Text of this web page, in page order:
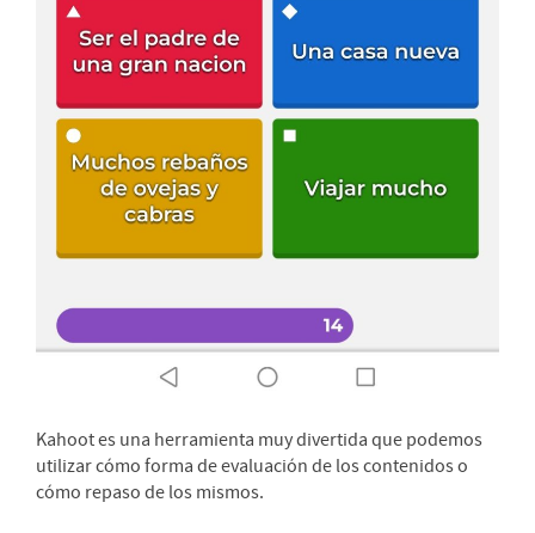
Kahoot es una herramienta muy divertida que podemos
utilizar cómo forma de evaluación de los contenidos o
cómo repaso de los mismos.